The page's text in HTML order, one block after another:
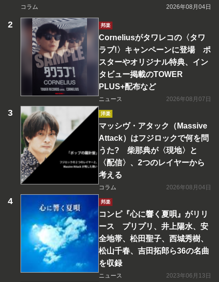
コラム 2026年08月04日
邦楽
Corneliusがタワレコの〈タワ
ラブ!〉キャンペーンに登場 ポ
スターやオリジナル特典、イン
タビュー掲載のTOWER
PLUS+配布など
ニュース 2026年08月07日
洋楽
マッシヴ・アタック（Massive
Attack）はフジロックで何を問
うた? 柴那典が〈現地〉と
〈配信〉、2つのレイヤーから
考える
コラム 2026年08月04日
邦楽
コンピ『心に響く夏唄』がリリ
ース プリプリ、井上陽水、安
全地帯、松田聖子、西城秀樹、
松山千春、吉田拓郎ら36の名曲
を収録
ニュース 2023年06月13日